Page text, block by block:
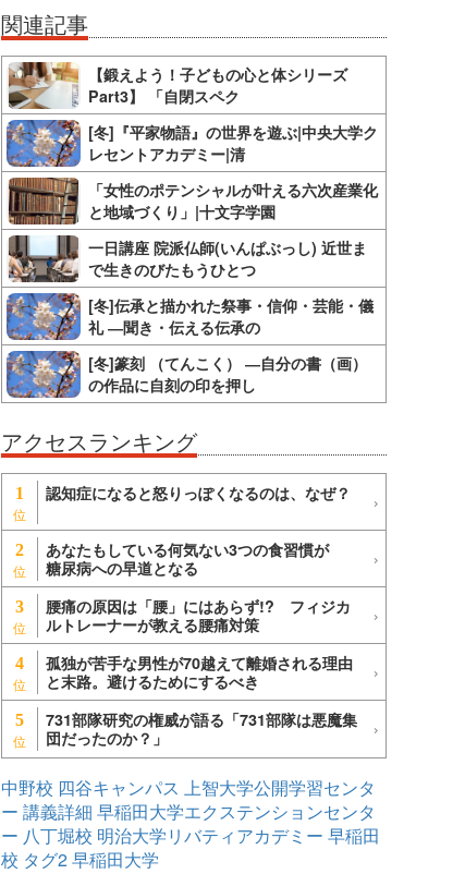
関連記事
【鍛えよう！子どもの心と体シリーズ
Part3】 「自閉スペク
[冬]『平家物語』の世界を遊ぶ|中央大学ク
レセントアカデミー|清
「女性のポテンシャルが叶える六次産業化
と地域づくり」|十文字学園
一日講座 院派仏師(いんぱぶっし) 近世ま
で生きのびたもうひとつ
[冬]伝承と描かれた祭事・信仰・芸能・儀
礼 ―聞き・伝える伝承の
[冬]篆刻 （てんこく） ―自分の書（画）
の作品に自刻の印を押し
アクセスランキング
1 認知症になると怒りっぽくなるのは、なぜ？
2
あなたもしている何気ない3つの食習慣が
糖尿病への早道となる
3
腰痛の原因は「腰」にはあらず!? フィジカ
ルトレーナーが教える腰痛対策
4
孤独が苦手な男性が70越えて離婚される理由
と末路。避けるためにするべき
5
731部隊研究の権威が語る「731部隊は悪魔集
団だったのか？」
中野校 四谷キャンパス 上智大学公開学習センタ
ー 講義詳細 早稲田大学エクステンションセンタ
ー 八丁堀校 明治大学リバティアカデミー 早稲田
校 タグ2早稲田大学